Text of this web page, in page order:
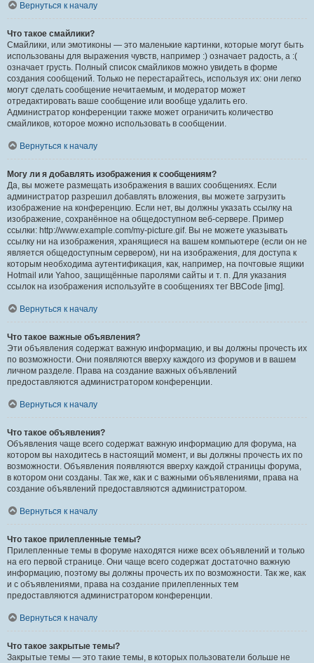
Вернуться к началу
Что такое смайлики?
Смайлики, или эмотиконы — это маленькие картинки, которые могут быть
использованы для выражения чувств, например :) означает радость, а :(
означает грусть. Полный список смайликов можно увидеть в форме
создания сообщений. Только не перестарайтесь, используя их: они легко
могут сделать сообщение нечитаемым, и модератор может
отредактировать ваше сообщение или вообще удалить его.
Администратор конференции также может ограничить количество
смайликов, которое можно использовать в сообщении.
Вернуться к началу
Могу ли я добавлять изображения к сообщениям?
Да, вы можете размещать изображения в ваших сообщениях. Если
администратор разрешил добавлять вложения, вы можете загрузить
изображение на конференцию. Если нет, вы должны указать ссылку на
изображение, сохранённое на общедоступном веб-сервере. Пример
ссылки: http://www.example.com/my-picture.gif. Вы не можете указывать
ссылку ни на изображения, хранящиеся на вашем компьютере (если он не
является общедоступным сервером), ни на изображения, для доступа к
которым необходима аутентификация, как, например, на почтовые ящики
Hotmail или Yahoo, защищённые паролями сайты и т. п. Для указания
ссылок на изображения используйте в сообщениях тег BBCode [img].
Вернуться к началу
Что такое важные объявления?
Эти объявления содержат важную информацию, и вы должны прочесть их
по возможности. Они появляются вверху каждого из форумов и в вашем
личном разделе. Права на создание важных объявлений
предоставляются администратором конференции.
Вернуться к началу
Что такое объявления?
Объявления чаще всего содержат важную информацию для форума, на
котором вы находитесь в настоящий момент, и вы должны прочесть их по
возможности. Объявления появляются вверху каждой страницы форума,
в котором они созданы. Так же, как и с важными объявлениями, права на
создание объявлений предоставляются администратором.
Вернуться к началу
Что такое прилепленные темы?
Прилепленные темы в форуме находятся ниже всех объявлений и только
на его первой странице. Они чаще всего содержат достаточно важную
информацию, поэтому вы должны прочесть их по возможности. Так же, как
и с объявлениями, права на создание прилепленных тем
предоставляются администратором конференции.
Вернуться к началу
Что такое закрытые темы?
Закрытые темы — это такие темы, в которых пользователи больше не